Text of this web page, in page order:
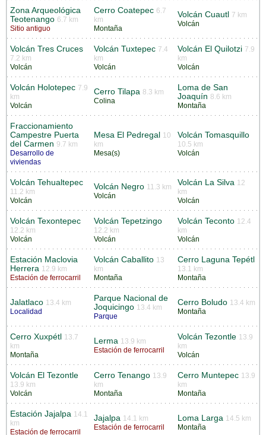
Zona Arqueológica
Teotenango 6.7 km
Sitio antiguo
Cerro Coatepec 6.7
km
Montaña
Volcán Cuautl
7 km
Volcán
Volcán Tres Cruces
7.2 km
Volcán
Volcán Tuxtepec 7.4
km
Volcán
Volcán El Quilotzi 7.9
km
Volcán
Volcán Holotepec 7.9
km
Volcán
Cerro Tilapa 8.3 km
Colina
Loma de San
Joaquín 8.6 km
Montaña
Fraccionamiento
Campestre Puerta
del Carmen 9.7 km
Desarrollo de
viviendas
Mesa El Pedregal
10
km
Mesa(s)
Volcán Tomasquillo
10.5 km
Volcán
Volcán Tehualtepec
11.2 km
Volcán
Volcán Negro 11.3 km
Volcán
Volcán La Silva 12
km
Volcán
Volcán Texontepec
12.2 km
Volcán
Volcán Tepetzingo
12.2 km
Volcán
Volcán Teconto 12.4
km
Volcán
Estación Maclovia
Herrera 12.9 km
Estación de ferrocarril
Volcán Caballito 13
km
Montaña
Cerro Laguna Tepétl
13.1 km
Montaña
Jalatlaco 13.4 km
Localidad
Parque Nacional de
Joquicingo 13.4 km
Parque
Cerro Boludo 13.4 km
Montaña
Cerro Xuxpétl
13.7
km
Montaña
Lerma 13.9 km
Estación de ferrocarril
Volcán Tezontle 13.9
km
Volcán
Volcán El Tezontle
13.9 km
Volcán
Cerro Tenango 13.9
km
Montaña
Cerro Muntepec 13.9
km
Montaña
Estación Jajalpa 14.1
km
Estación de ferrocarril
Jajalpa 14.1 km
Estación de ferrocarril
Loma Larga 14.5 km
Montaña